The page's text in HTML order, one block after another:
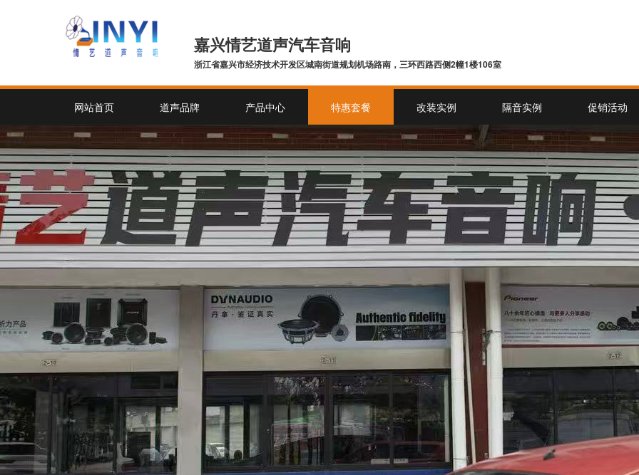
嘉兴情艺道声汽车音响
浙江省嘉兴市经济技术开发区城南街道规划机场路南，三环西路西侧2幢1楼106室
网站首页 道声品牌 产品中心 特惠套餐 改装实例 隔音实例 促销活动